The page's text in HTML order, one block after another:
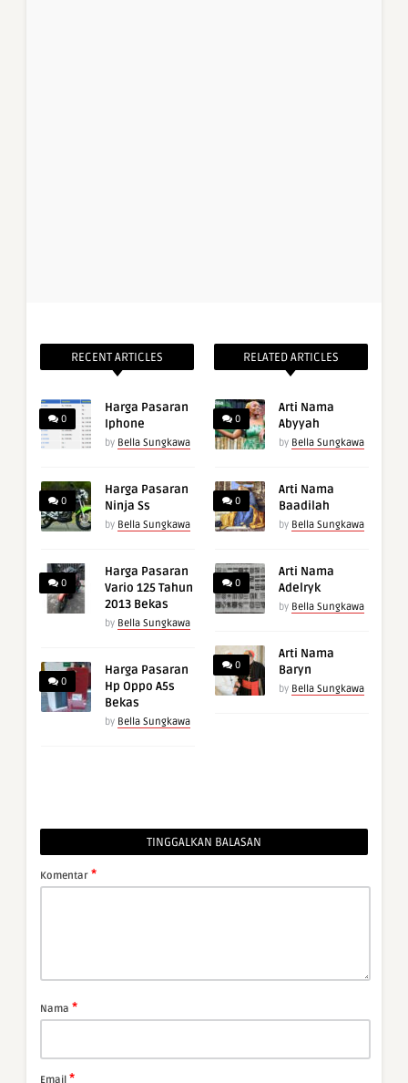
RECENT ARTICLES
0
Harga Pasaran
Iphone
by Bella Sungkawa
0
Harga Pasaran
Ninja Ss
by Bella Sungkawa
0
Harga Pasaran
Vario 125 Tahun
2013 Bekas
by Bella Sungkawa
0
Harga Pasaran
Hp Oppo A5s
Bekas
by Bella Sungkawa
RELATED ARTICLES
0
Arti Nama
Abyyah
by Bella Sungkawa
0
Arti Nama
Baadilah
by Bella Sungkawa
0
Arti Nama
Adelryk
by Bella Sungkawa
0
Arti Nama
Baryn
by Bella Sungkawa
TINGGALKAN BALASAN
Komentar *
Nama *
Email *